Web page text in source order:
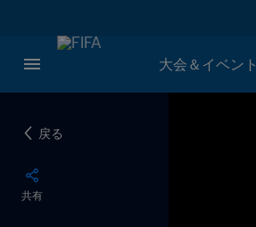
大会＆イベント
戻る
共有